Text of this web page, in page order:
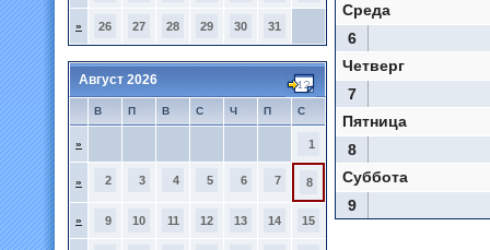
» 26 27 28 29 30 31
Август 2026
В П В С Ч П С
» 1
» 2 3 4 5 6 7 8
» 9 10 11 12 13 14 15
Среда
6
Четверг
7
Пятница
8
Суббота
9